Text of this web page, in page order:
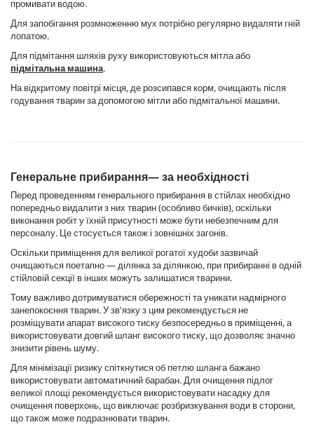
промивати водою.
Для запобігання розмноженню мух потрібно регулярно видаляти гній
лопатою.
Для підмітання шляхів руху використовуються мітла або
підмітальна машина.
На відкритому повітрі місця, де розсипався корм, очищають після
годування тварин за допомогою мітли або підмітальної машини.
Генеральне прибирання— за необхідності
Перед проведенням генерального прибирання в стійлах необхідно
попередньо видалити з них тварин (особливо бичків), оскільки
виконання робіт у їхній присутності може бути небезпечним для
персоналу. Це стосується також і зовнішніх загонів.
Оскільки приміщення для великої рогатої худоби зазвичай
очищаються поетапно — ділянка за ділянкою, при прибиранні в одній
стійловій секції в інших можуть залишатися тварини.
Тому важливо дотримуватися обережності та уникати надмірного
занепокоєння тварин. У зв'язку з цим рекомендується не
розміщувати апарат високого тиску безпосередньо в приміщенні, а
використовувати довгий шланг високого тиску, що дозволяє значно
знизити рівень шуму.
Для мінімізації ризику спіткнутися об петлю шланга бажано
використовувати автоматичний барабан. Для очищення підлог
великої площі рекомендується використовувати насадку для
очищення поверхонь, що виключає розбризкування води в сторони,
що також може подразнювати тварин.